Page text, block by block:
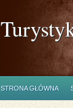
STRONA GŁÓWNA